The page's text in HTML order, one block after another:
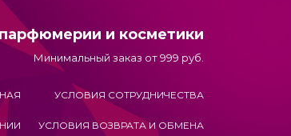
и косметики
Минимальный заказ от 999 руб.
УСЛОВИЯ СОТРУДНИЧЕСТВА
УСЛОВИЯ ВОЗВРАТА И ОБМЕНА